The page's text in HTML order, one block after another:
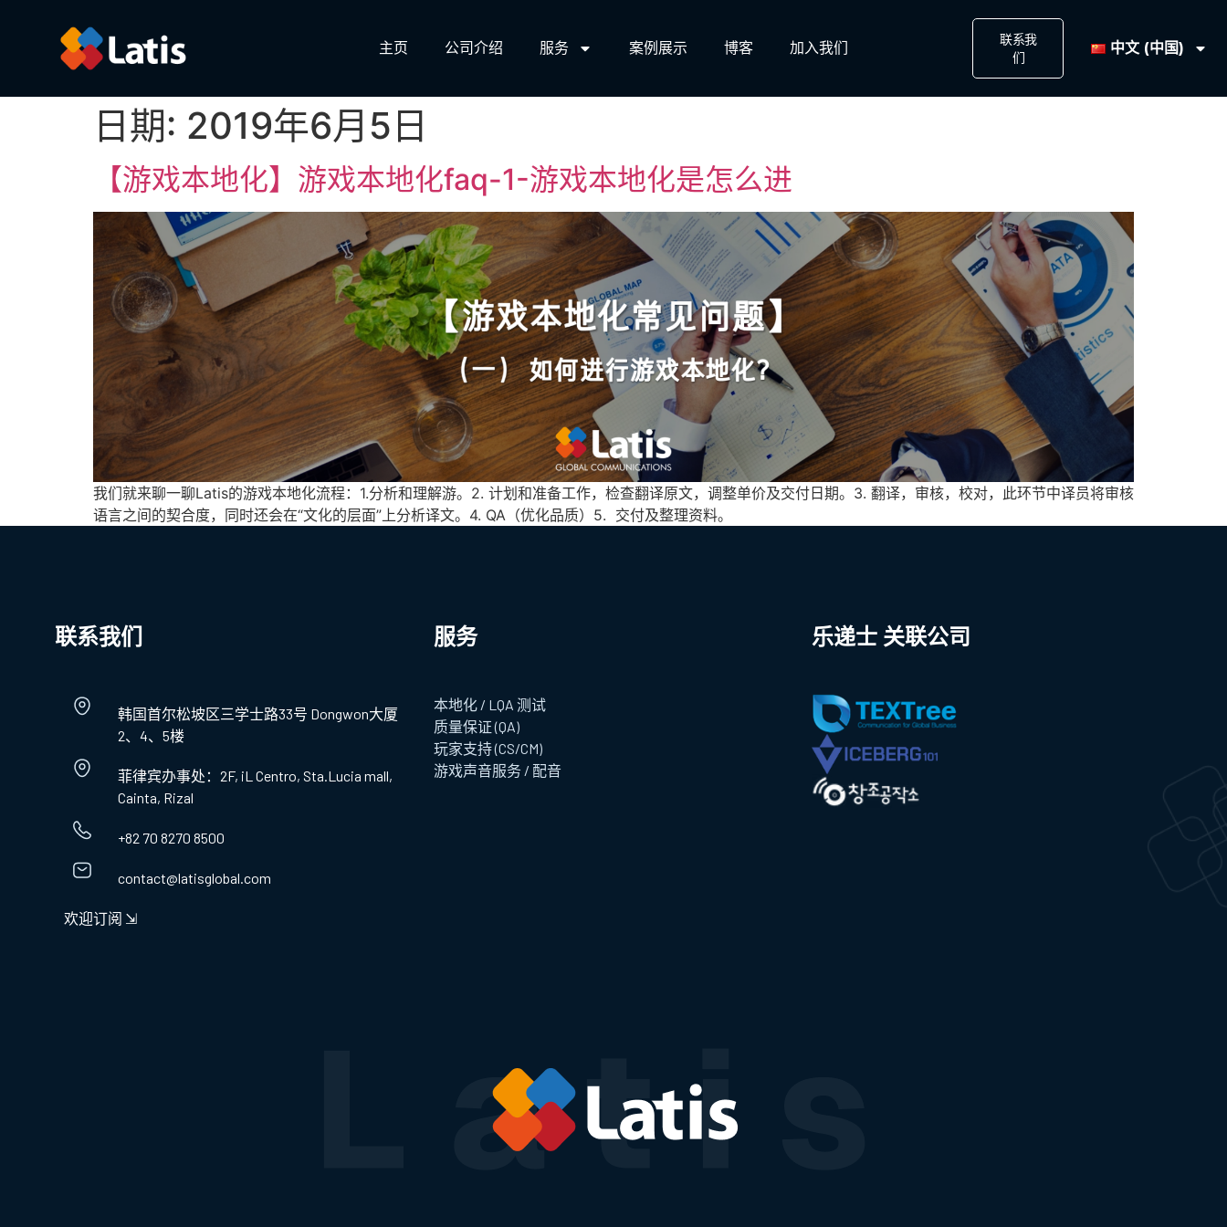
主页 公司介绍 服务​ 案例展示 博客 加入我们​
联系我
们​
中文 (中国)
日期: 2019年6月5日
【游戏本地化】游戏本地化faq-1-游戏本地化是怎么进
我们就来聊一聊Latis的游戏本地化流程：1.分析和理解游。2. 计划和准备工作，检查翻译原文，调整单价及交付日期。3. 翻译，审核，校对，此环节中译员将审核
语言之间的契合度，同时还会在“文化的层面”上分析译文。4. QA（优化品质）5. 交付及整理资料。
联系我们
韩国首尔松坡区三学士路33号 Dongwon大厦
2、4、5楼
菲律宾办事处：2F, iL Centro, Sta.Lucia mall,
Cainta, Rizal
+82 70 8270 8500
contact@latisglobal.com
欢迎订阅 ⇲
服务
本地化 / LQA 测试
质量保证 (QA)
玩家支持 (CS/CM)
游戏声音服务 / 配音
乐递士 关联公司